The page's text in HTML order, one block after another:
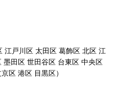
江戸川区 太田区 葛飾区 北区 江
田区 世田谷区 台東区 中央区
区 港区 目黒区）